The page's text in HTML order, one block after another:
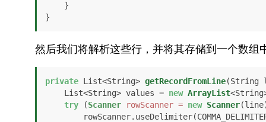
}
然后我们将解析这些行，并将其存储到一个数组
private List<String> getRecordFromLine(String
    List<String> values =
new ArrayList
try (Scanner rowScanner = new Scanner